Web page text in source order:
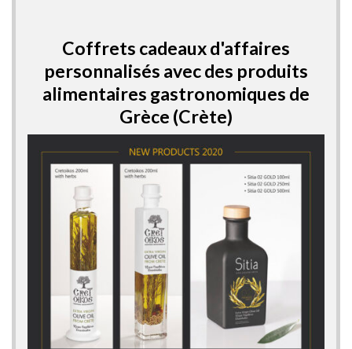
Coffrets cadeaux d'affaires
personnalisés avec des produits
alimentaires gastronomiques de
Grèce (Crète)